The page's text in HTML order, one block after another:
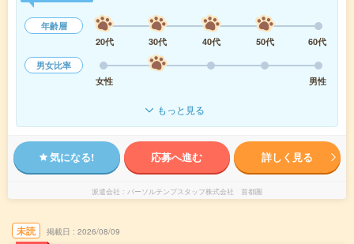
年齢層
20代
30代 40代 50代
60代
男女比率
女性
男性
もっと見る
気になる! 応募へ進む 詳しく見る
派遣会社 パーソルテンプスタッフ株式会社 首都圏
未読 掲載日 2026/08/09